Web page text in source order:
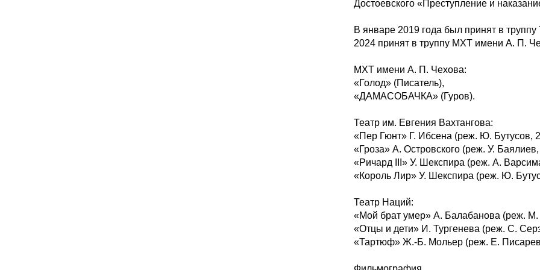
Достоевского «Преступление и
В январе 2019 года был принят в
2024 принят в труппу МХТ имени А. П.
МХТ имени А. П. Чехова:
«Голод» (Писатель),
«ДАМАСОБАЧКА» (Гуров).
Театр им. Евгения Вахтангова:
«Пер Гюнт» Г. Ибсена (реж. Ю. Бутусов,
«Гроза» А. Островского (реж. У.
«Ричард III» У. Шекспира (реж. А.
«Король Лир» У. Шекспира (реж. Ю.
Театр Наций:
«Мой брат умер» А. Балабанова (реж.
«Отцы и дети» И. Тургенева (реж. С.
«Тартюф» Ж.-Б. Мольер (реж. Е.